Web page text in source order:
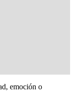
emoción o